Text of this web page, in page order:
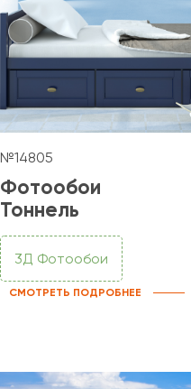
№14805
Фотообои
Тоннель
3Д Фотообои
СМОТРЕТЬ ПОДРОБНЕЕ